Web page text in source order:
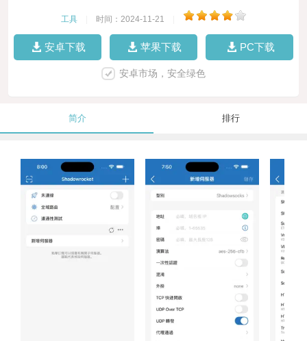
工具 时间：2024-11-21
安卓下载 苹果下载 PC下载
安卓市场，安全绿色
简介 排行